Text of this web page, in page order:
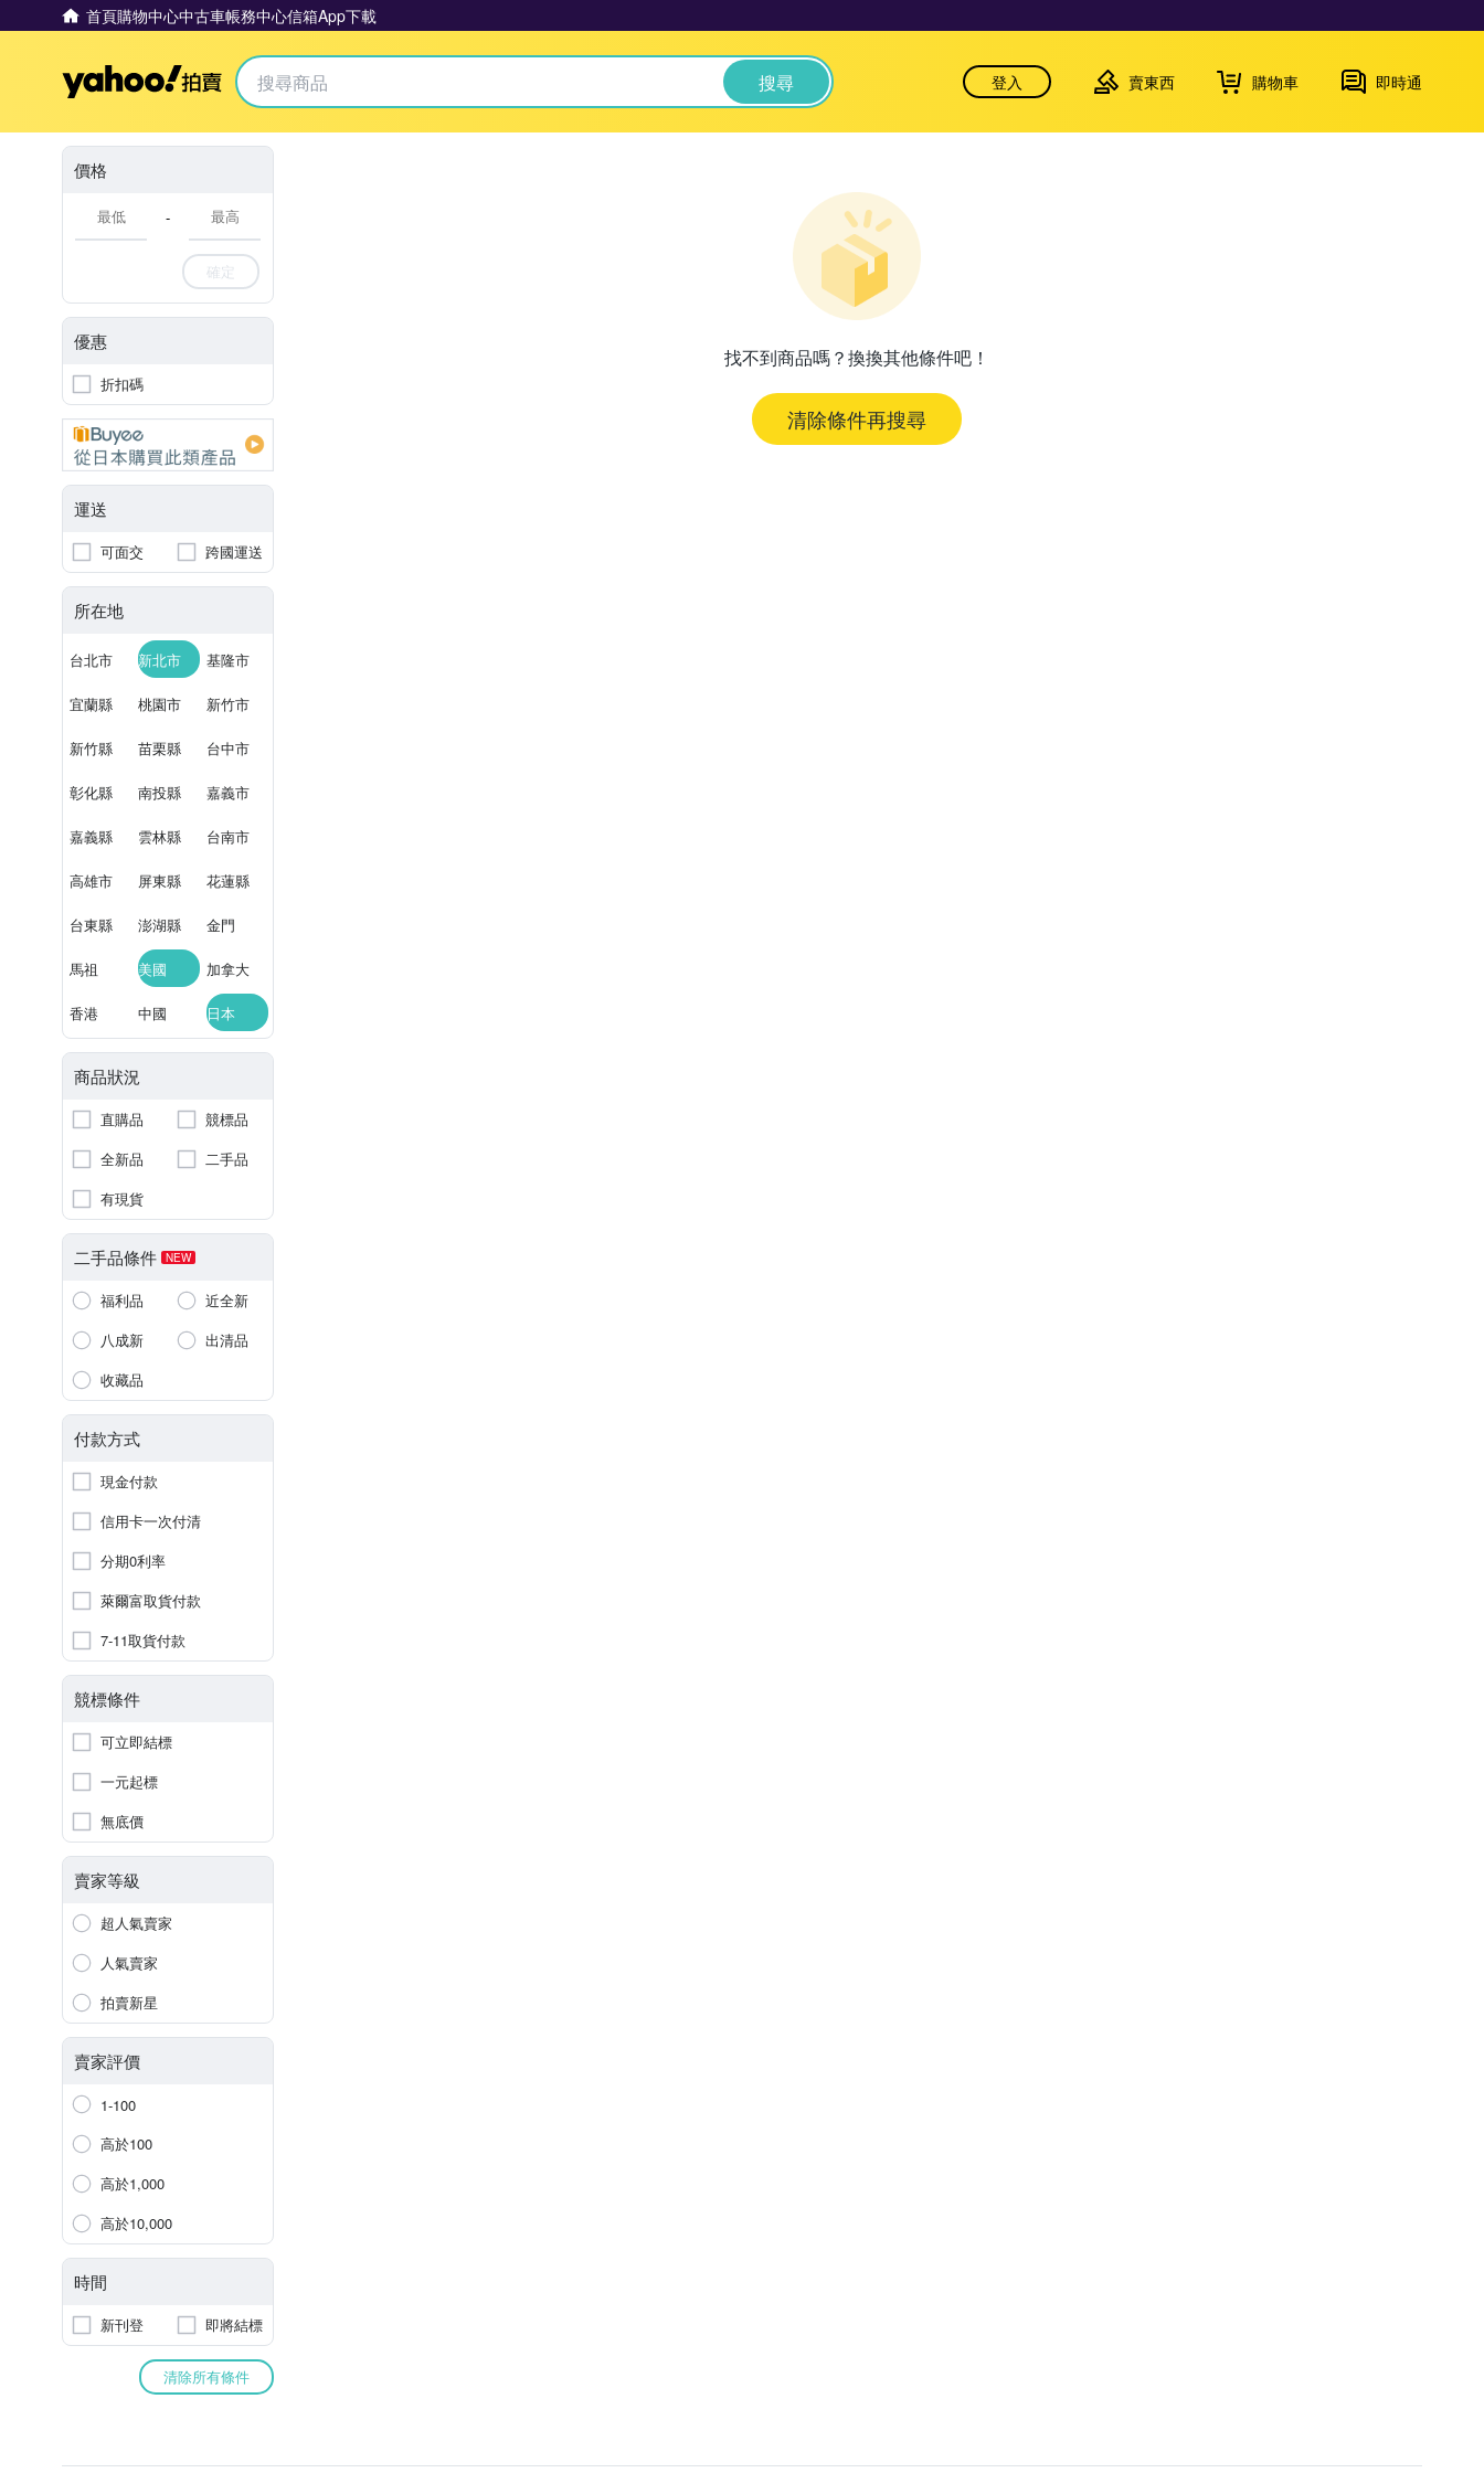
首頁購物中心中古車帳務中心信箱App下載
Yahoo拍賣 搜尋 登入 賣東西 購物車 即時通
價格
-
確定
優惠
折扣碼
運送
可面交 跨國運送
所在地
台北市 新北市 基隆市
宜蘭縣 桃園市 新竹市
新竹縣 苗栗縣 台中市
彰化縣 南投縣 嘉義市
嘉義縣 雲林縣 台南市
高雄市 屏東縣 花蓮縣
台東縣 澎湖縣 金門
馬祖 美國 加拿大
香港 中國 日本
商品狀況
直購品
競標品
全新品
二手品
有現貨
二手品條件 NEW
福利品
近全新
八成新
出清品
收藏品
付款方式
現金付款
信用卡一次付清
分期0利率
萊爾富取貨付款
7-11取貨付款
競標條件
可立即結標
一元起標
無底價
賣家等級
超人氣賣家
人氣賣家
拍賣新星
賣家評價
1-100
高於100
高於1,000
高於10,000
時間
新刊登 即將結標
清除所有條件
找不到商品嗎？換換其他條件吧！
清除條件再搜尋